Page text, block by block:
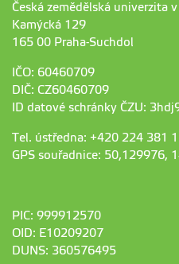
Česká zemědělská univerzita
Kamýcká 129
165 00 Praha-Suchdol
IČO: 60460709
DIČ: CZ60460709
ID datové schránky ČZU:
Tel. ústředna: +420 224 381
GPS souřadnice: 50,129976,
PIC: 999912570
OID: E10209207
DUNS: 360576495